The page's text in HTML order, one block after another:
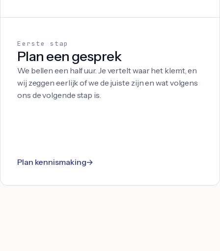
Eerste stap
Plan een gesprek
We bellen een half uur. Je vertelt waar het klemt, en
wij zeggen eerlijk of we de juiste zijn en wat volgens
ons de volgende stap is.
Plan kennismaking